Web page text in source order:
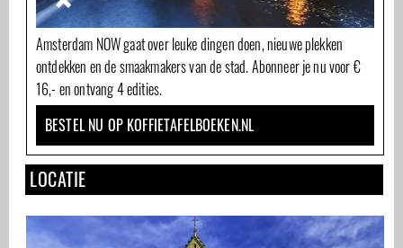
Amsterdam NOW gaat over leuke dingen doen, nieuwe plekken
ontdekken en de smaakmakers van de stad. Abonneer je nu voor €
16,- en ontvang 4 edities.
BESTEL NU OP KOFFIETAFELBOEKEN.NL
LOCATIE